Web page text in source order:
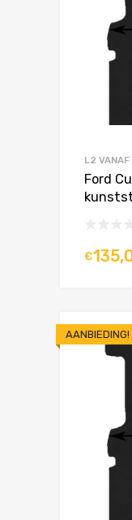
L2
Ford
€
AANBIEDING!